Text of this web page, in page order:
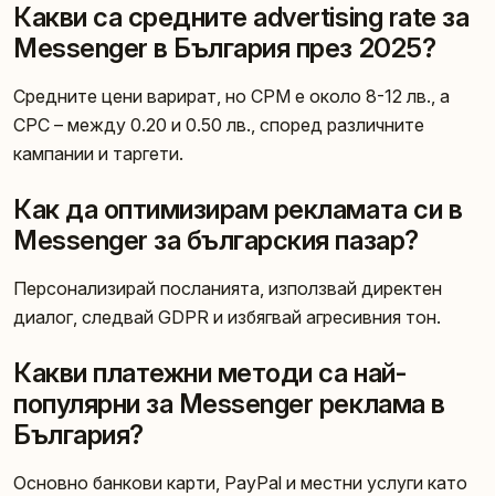
Какви са средните advertising rate за
Messenger в България през 2025?
Средните цени варират, но CPM е около 8-12 лв., а
CPC – между 0.20 и 0.50 лв., според различните
кампании и таргети.
Как да оптимизирам рекламата си в
Messenger за българския пазар?
Персонализирай посланията, използвай директен
диалог, следвай GDPR и избягвай агресивния тон.
Какви платежни методи са най-
популярни за Messenger реклама в
България?
Основно банкови карти, PayPal и местни услуги като